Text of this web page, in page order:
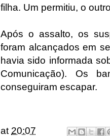
filha. Um permitiu, o
Após o assalto, os
foram alcançados em
havia sido informada
Comunicação). Os
conseguiram escapar.
at 20:07